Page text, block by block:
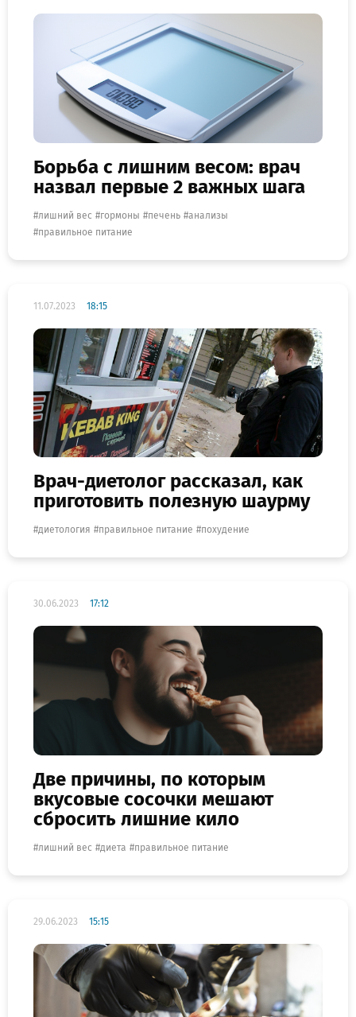
Борьба с лишним весом: врач
назвал первые 2 важных шага
лишний вес гормоны печень
анализы
правильное питание
11.07.2023 18:15
Врач-диетолог рассказал, как
приготовить полезную шаурму
диетология правильное питание похудение
30.06.2023 17:12
Две причины, по которым
вкусовые сосочки мешают
сбросить лишние кило
лишний вес диета правильное питание
29.06.2023 15:15